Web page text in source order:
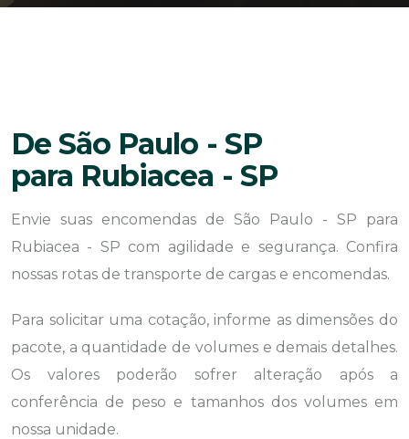
De São Paulo - SP
para Rubiacea - SP
Envie suas encomendas de São Paulo - SP para
Rubiacea - SP com agilidade e segurança. Confira
nossas rotas de transporte de cargas e encomendas.
Para solicitar uma cotação, informe as dimensões do
pacote, a quantidade de volumes e demais detalhes.
Os valores poderão sofrer alteração após a
conferência de peso e tamanhos dos volumes em
nossa unidade.